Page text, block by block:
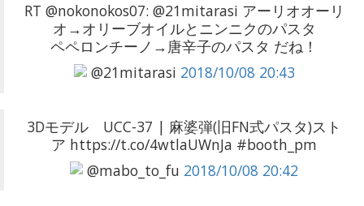
RT @nokonokos07: @21mitarasi アーリオオーリ
オ→オリーブオイルとニンニクのパスタ
ペペロンチーノ→唐辛子のパスタ だね！
@21mitarasi 2018/10/08 20:43
3Dモデル UCC-37 | 麻婆弾(旧FN式パスタ)スト
ア https://t.co/4wtlaUWnJa #booth_pm
@mabo_to_fu 2018/10/08 20:42